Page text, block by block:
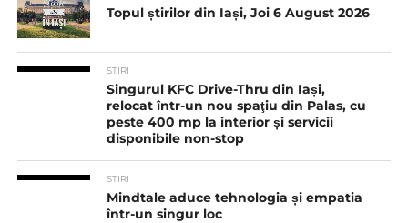
Topul știrilor din Iași, Joi 6 August 2026
STIRI
Singurul KFC Drive-Thru din Iași,
relocat într-un nou spaţiu din Palas, cu
peste 400 mp la interior și servicii
disponibile non-stop
STIRI
Mindtale aduce tehnologia și empatia
într-un singur loc